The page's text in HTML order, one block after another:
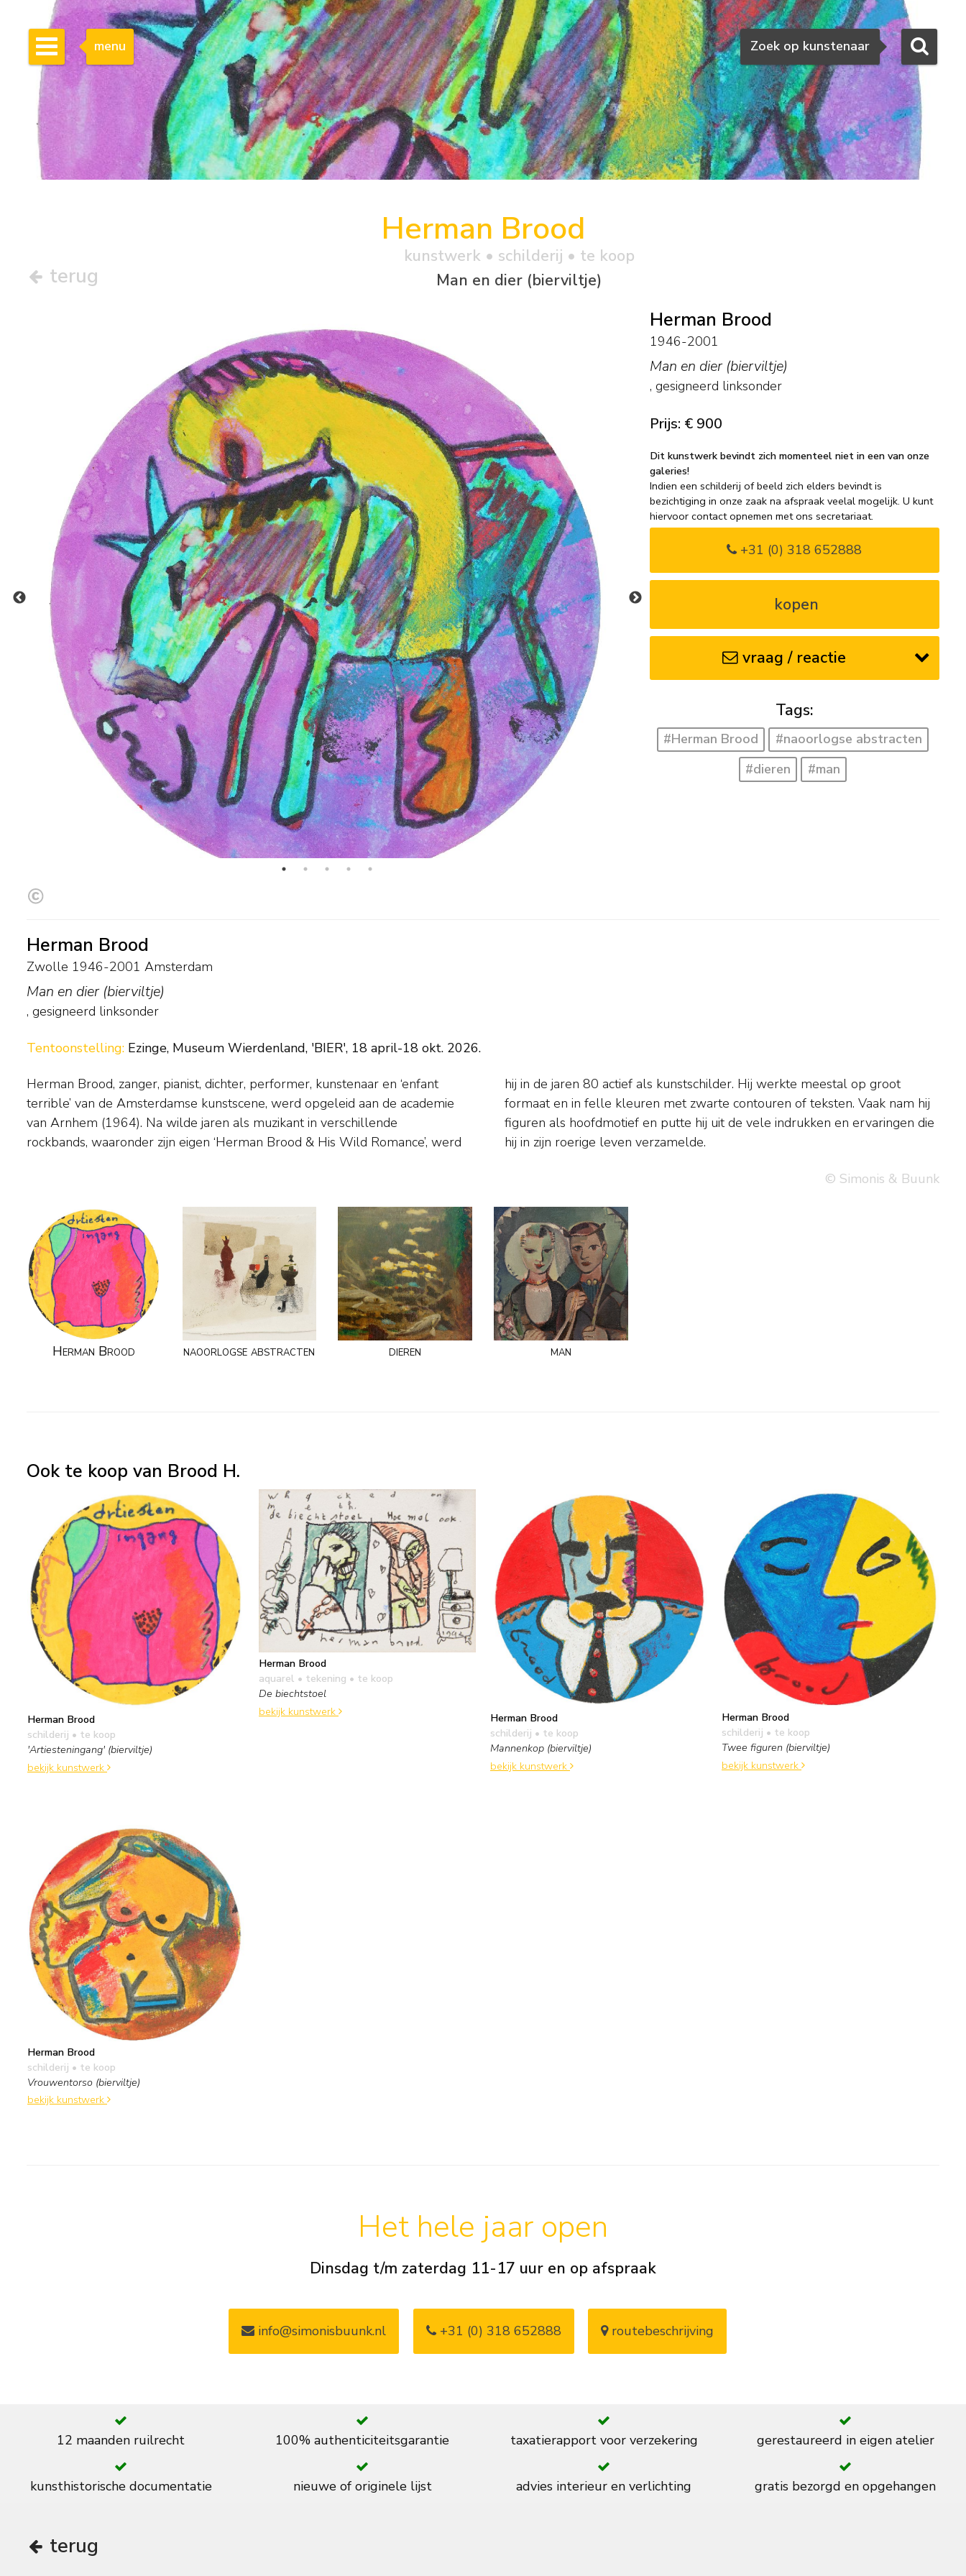
Zoeken
Zoek op kunstenaar
menu
terug
Herman Brood
kunstwerk • schilderij • te koop
Man en dier (bierviltje)
Herman Brood
1946-2001
Man en dier (bierviltje)
, gesigneerd linksonder
Prijs: € 900
Dit kunstwerk bevindt zich momenteel niet in een van onze
galeries!
Indien een schilderij of beeld zich elders bevindt is
bezichtiging in onze zaak na afspraak veelal mogelijk. U kunt
hiervoor contact opnemen met ons secretariaat.
+31 (0) 318 652888
kopen
vraag / reactie
Tags:
#Herman Brood
#naoorlogse abstracten
#dieren
#man
Herman Brood
Zwolle 1946-2001 Amsterdam
Man en dier (bierviltje)
, gesigneerd linksonder
Tentoonstelling: Ezinge, Museum Wierdenland, 'BIER', 18 april-18 okt. 2026.
Herman Brood, zanger, pianist, dichter, performer, kunstenaar en ‘enfant
terrible’ van de Amsterdamse kunstscene, werd opgeleid aan de academie
van Arnhem (1964). Na wilde jaren als muzikant in verschillende
rockbands, waaronder zijn eigen ‘Herman Brood & His Wild Romance’, werd
hij in de jaren 80 actief als kunstschilder. Hij werkte meestal op groot
formaat en in felle kleuren met zwarte contouren of teksten. Vaak nam hij
figuren als hoofdmotief en putte hij uit de vele indrukken en ervaringen die
hij in zijn roerige leven verzamelde.
© Simonis & Buunk
Herman Brood naoorlogse abstracten dieren man
Ook te koop van Brood H.
Herman Brood
schilderij • te koop
'Artiesteningang' (bierviltje)
bekijk kunstwerk
Herman Brood
aquarel • tekening • te koop
De biechtstoel
bekijk kunstwerk
Herman Brood
schilderij • te koop
Mannenkop (bierviltje)
bekijk kunstwerk
Herman Brood
schilderij • te koop
Twee figuren (bierviltje)
bekijk kunstwerk
Herman Brood
schilderij • te koop
Vrouwentorso (bierviltje)
bekijk kunstwerk
Het hele jaar open
Dinsdag t/m zaterdag 11-17 uur en op afspraak
info@simonisbuunk.nl +31 (0) 318 652888 routebeschrijving
12 maanden ruilrecht 100% authenticiteitsgarantie taxatierapport voor verzekering gerestaureerd in eigen atelier
kunsthistorische documentatie nieuwe of originele lijst advies interieur en verlichting gratis bezorgd en opgehangen
terug